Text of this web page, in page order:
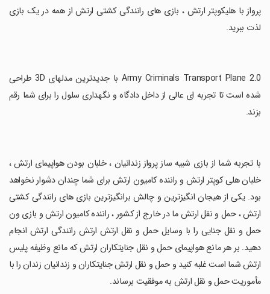
پرواز با هلیکوپتر ارتش ، بازی های رانندگی کشتی ارتش از همه در یک بازی
لذت ببرید.
‏Army Criminals Transport Plane 2.0 با جدیدترین مدلهای 3D طراحی
شده است تا تجربه ای عالی از داخل دادگاه و نگهداری سلول را برای شما رقم
بزند.
‏با تجربه شما از بازی شبیه ساز پرواز زندانیان ، خلبان بودن هواپیمای ارتش ،
خلبان هلی کوپتر ارتش و راننده کامیون ارتش برای شما چندان دشوار نخواهد
بود. یکی از هیجان انگیزترین و چالش برانگیزترین بازی های رانندگی کشتی
ارتش ، حمل و نقل ارتش ما در خارج از کشور ، راننده کامیون ارتش و بازی ون
حمل و نقل جنایی را با وسایل حمل و نقل ارتش ارتش رانندگی ارتش انجام
دهید. بر هر مانع هواپیمای حمل و نقل جنایتکاران ارتش که مانع وظیفه پلیس
ارتش شما است غلبه کنید و حمل و نقل ارتش جنایتکاران و زندانیان زندان را با
مأموریت حمل و نقل ارتش به موفقیت برساند.